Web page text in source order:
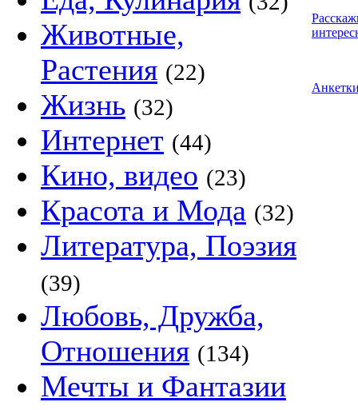
Животные,
Растения (22)
Жизнь (32)
Интернет (44)
Кино, видео (23)
Красота и Мода (32)
Литература, Поэзия
(39)
Любовь, Дружба,
Отношения (134)
Мечты и Фантазии